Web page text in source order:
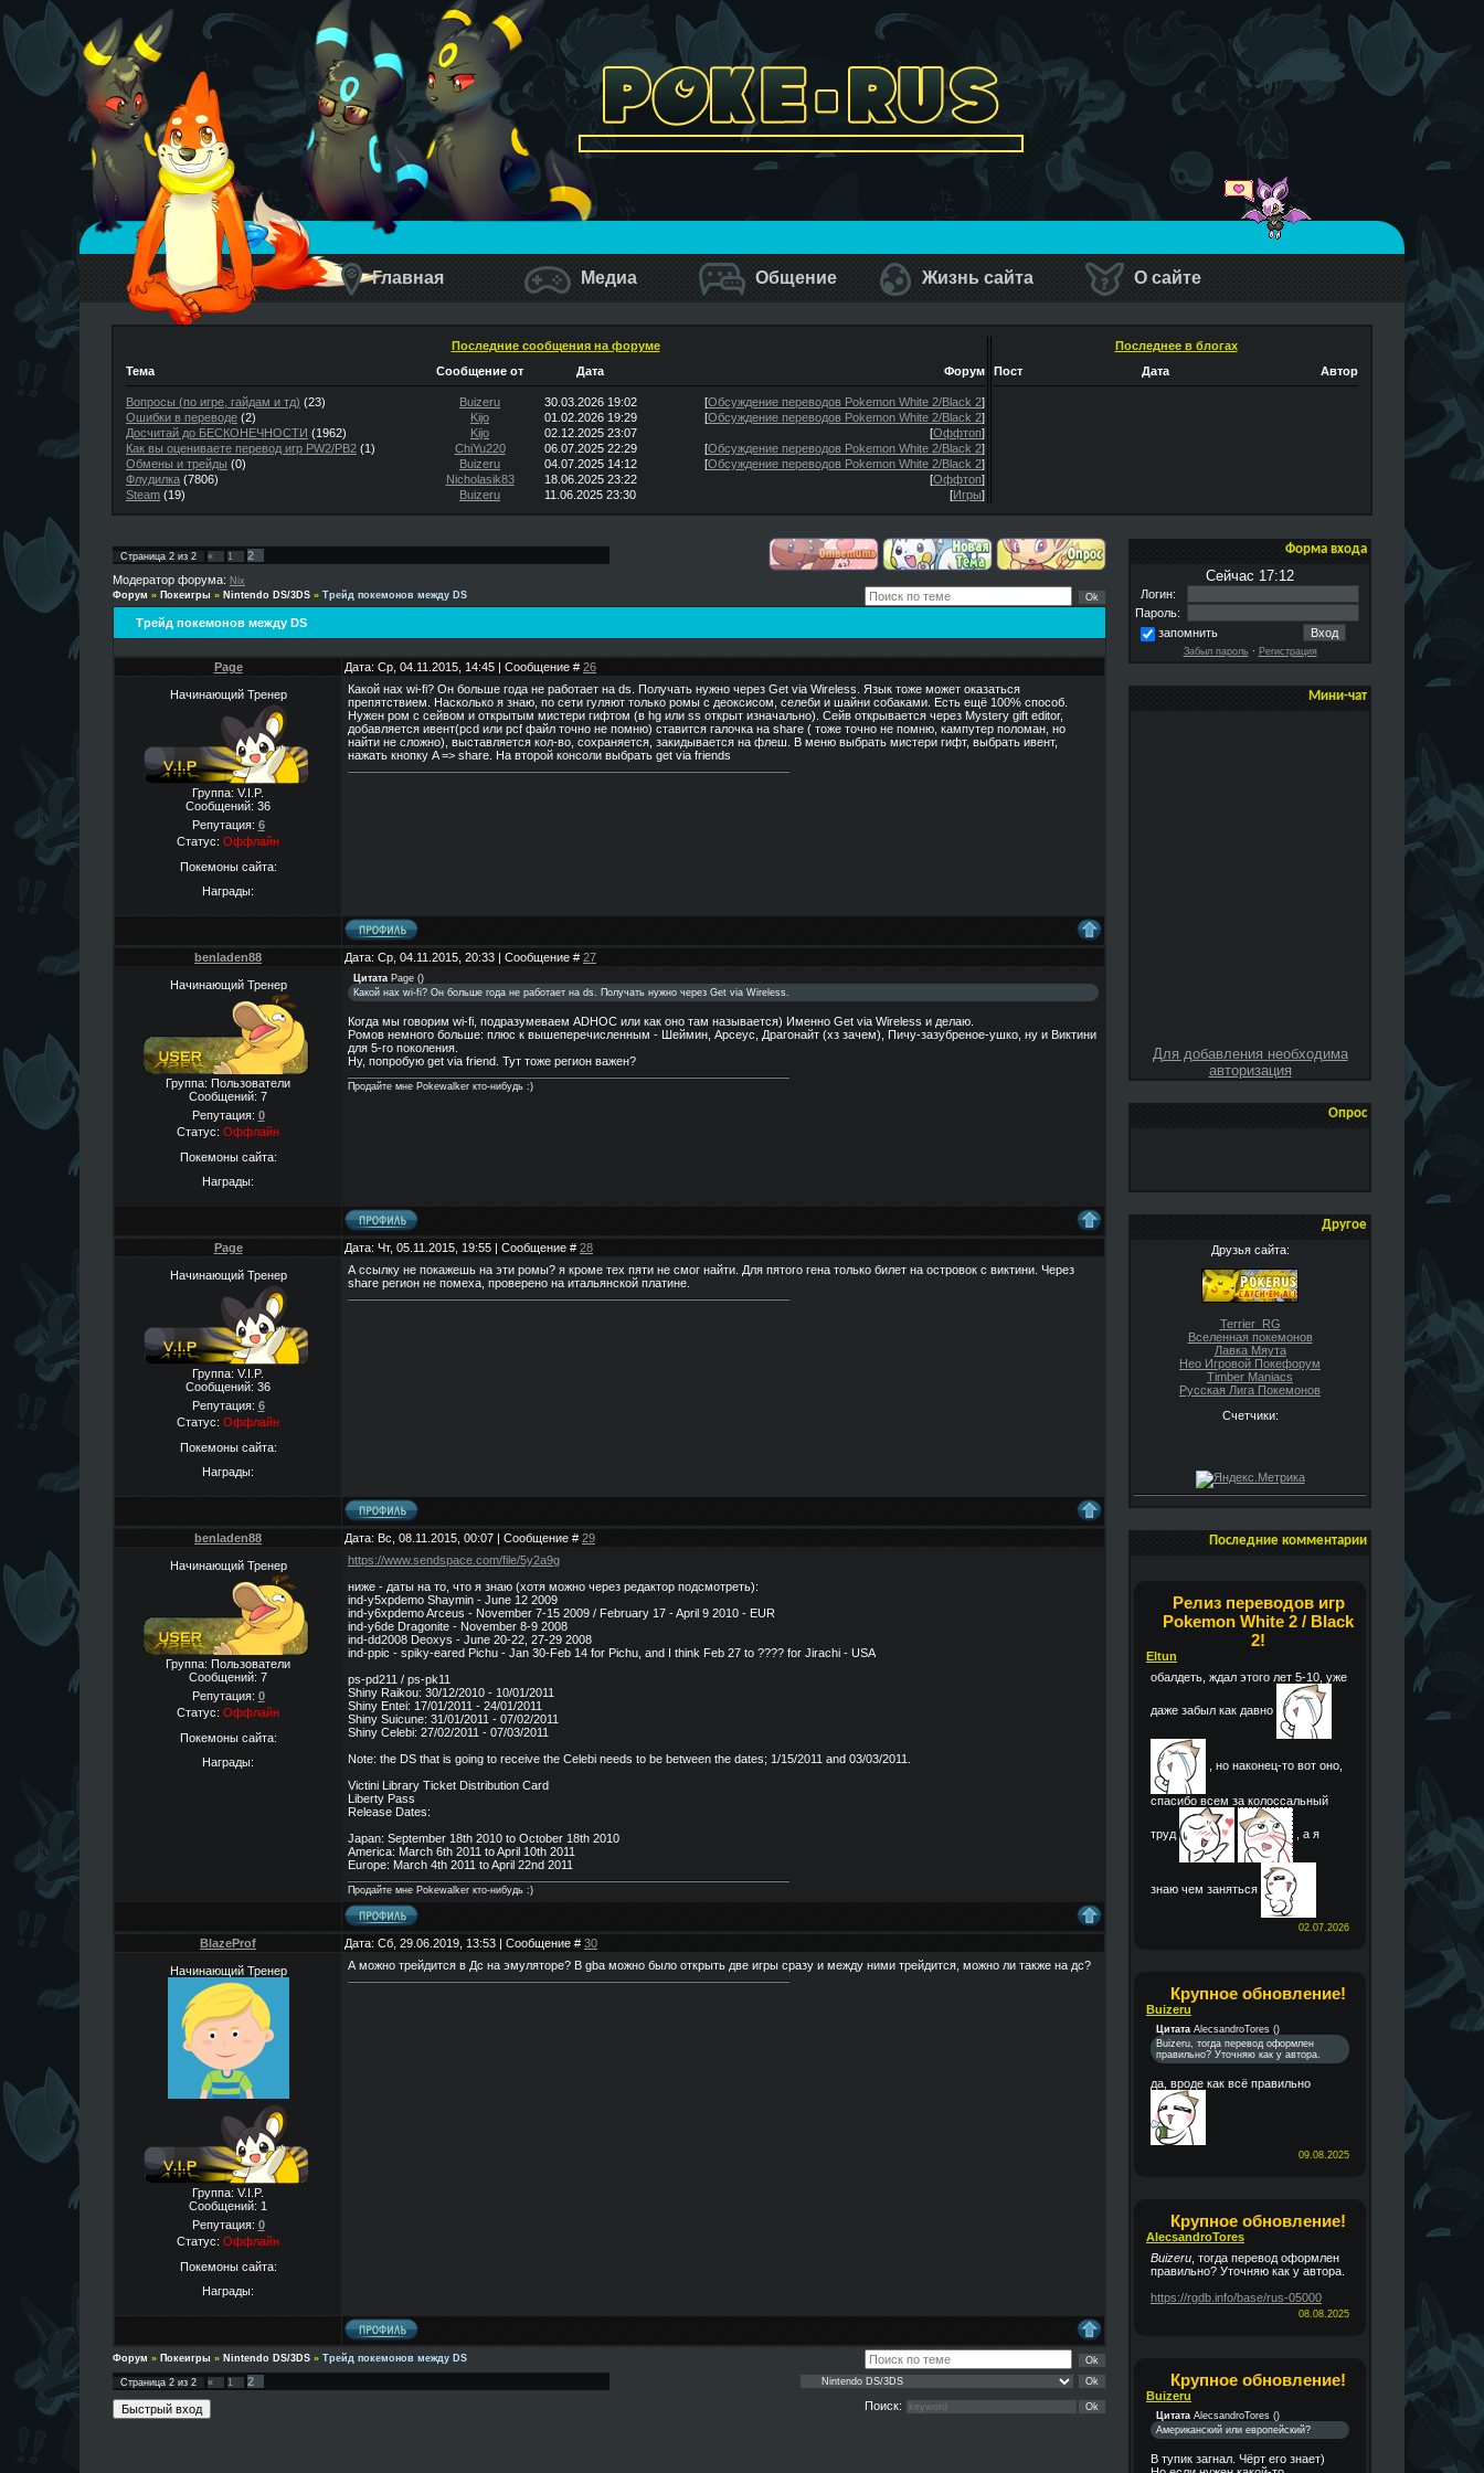
Главная Медиа Общение Жизнь сайта О сайте
Последние сообщения на форуме
Тема
Сообщение от Дата Форум
Вопросы (по игре, гайдам и тд) (23) Buizeru 30.03.2026 19:02 [Обсуждение переводов Pokemon White 2/Black 2]
Ошибки в переводе (2) Kijo 01.02.2026 19:29 [Обсуждение переводов Pokemon White 2/Black 2]
Досчитай до БЕСКОНЕЧНОСТИ (1962) Kijo 02.12.2025 23:07 [Оффтоп]
Как вы оцениваете перевод игр PW2/PB2 (1) ChiYu220 06.07.2025 22:29 [Обсуждение переводов Pokemon White 2/Black 2]
Обмены и трейды (0) Buizeru 04.07.2025 14:12 [Обсуждение переводов Pokemon White 2/Black 2]
Флудилка (7806) Nicholasik83 18.06.2025 23:22 [Оффтоп]
Steam (19) Buizeru 11.06.2025 23:30 [Игры]
Последнее в блогах
Пост
Дата Автор
Форма входа
Сейчас 17:12
Логин:
Пароль:
запомнить
Забыл пароль· Регистрация
Мини-чат
Для добавления необходима
авторизация
Опрос
Другое
Друзья сайта:
Terrier_RG
Вселенная покемонов
Лавка Мяута
Нео Игровой Покефорум
Timber Maniacs
Русская Лига Покемонов
Счетчики:
Последние комментарии
Релиз переводов игр
Pokemon White 2 / Black
2!
Eltun
обалдеть, ждал этого лет 5-10, уже
даже забыл как давно
, но наконец-то вот оно,
спасибо всем за колоссальный
труд , а я
знаю чем заняться
02.07.2026
Крупное обновление!
Buizeru
Цитата AlecsandroTores ()
Buizeru, тогда перевод оформлен
правильно? Уточняю как у автора.
да, вроде как всё правильно
09.08.2025
Крупное обновление!
AlecsandroTores
Buizeru , тогда перевод оформлен
правильно? Уточняю как у автора.
https://rgdb.info/base/rus-05000
08.08.2025
Крупное обновление!
Buizeru
Цитата AlecsandroTores ()
Американский или европейский?
В тупик загнал. Чёрт его знает)
Страница 2 из 2 « 1
2
Модератор форума: Nix
Форум » Покеигры » Nintendo DS/3DS » Трейд покемонов между DS
Трейд покемонов между DS
Page Дата: Ср, 04.11.2015, 14:45 | Сообщение # 26
Начинающий Тренер
Группа: V.I.P.
Сообщений: 36
Репутация: 6
Статус: Оффлайн
Покемоны сайта:
Награды:
Какой нах wi-fi? Он больше года не работает на ds. Получать нужно через Get via Wireless. Язык тоже может оказаться
препятствием. Насколько я знаю, по сети гуляют только ромы с деоксисом, селеби и шайни собаками. Есть ещё 100% способ.
Нужен ром с сейвом и открытым мистери гифтом (в hg или ss открыт изначально). Сейв открывается через Mystery gift editor,
добавляется ивент(pcd или pcf файл точно не помню) ставится галочка на share ( тоже точно не помню, кампутер поломан, но
найти не сложно), выставляется кол-во, сохраняется, закидывается на флеш. В меню выбрать мистери гифт, выбрать ивент,
нажать кнопку A => share. На второй консоли выбрать get via friends
benladen88 Дата: Ср, 04.11.2015, 20:33 | Сообщение # 27
Начинающий Тренер
Группа: Пользователи
Сообщений: 7
Репутация: 0
Статус: Оффлайн
Покемоны сайта:
Награды:
Цитата Page ()
Какой нах wi-fi? Он больше года не работает на ds. Получать нужно через Get via Wireless.
Когда мы говорим wi-fi, подразумеваем ADHOC или как оно там называется) Именно Get via Wireless и делаю.
Ромов немного больше: плюс к вышеперечисленным - Шеймин, Арсеус, Драгонайт (хз зачем), Пичу-зазубреное-ушко, ну и Виктини
для 5-го поколения.
Ну, попробую get via friend. Тут тоже регион важен?
Продайте мне Pokewalker кто-нибудь :)
Page Дата: Чт, 05.11.2015, 19:55 | Сообщение # 28
Начинающий Тренер
Группа: V.I.P.
Сообщений: 36
Репутация: 6
Статус: Оффлайн
Покемоны сайта:
Награды:
А ссылку не покажешь на эти ромы? я кроме тех пяти не смог найти. Для пятого гена только билет на островок с виктини. Через
share регион не помеха, проверено на итальянской платине.
benladen88 Дата: Вс, 08.11.2015, 00:07 | Сообщение # 29
Начинающий Тренер
Группа: Пользователи
Сообщений: 7
Репутация: 0
Статус: Оффлайн
Покемоны сайта:
Награды:
https://www.sendspace.com/file/5y2a9g
ниже - даты на то, что я знаю (хотя можно через редактор подсмотреть):
ind-y5xpdemo Shaymin - June 12 2009
ind-y6xpdemo Arceus - November 7-15 2009 / February 17 - April 9 2010 - EUR
ind-y6de Dragonite - November 8-9 2008
ind-dd2008 Deoxys - June 20-22, 27-29 2008
ind-ppic - spiky-eared Pichu - Jan 30-Feb 14 for Pichu, and I think Feb 27 to ???? for Jirachi - USA
ps-pd211 / ps-pk11
Shiny Raikou: 30/12/2010 - 10/01/2011
Shiny Entei: 17/01/2011 - 24/01/2011
Shiny Suicune: 31/01/2011 - 07/02/2011
Shiny Celebi: 27/02/2011 - 07/03/2011
Note: the DS that is going to receive the Celebi needs to be between the dates; 1/15/2011 and 03/03/2011.
Victini Library Ticket Distribution Card
Liberty Pass
Release Dates:
Japan: September 18th 2010 to October 18th 2010
America: March 6th 2011 to April 10th 2011
Europe: March 4th 2011 to April 22nd 2011
Продайте мне Pokewalker кто-нибудь :)
BlazeProf Дата: Сб, 29.06.2019, 13:53 | Сообщение # 30
Начинающий Тренер
Группа: V.I.P.
Сообщений: 1
Репутация: 0
Статус: Оффлайн
Покемоны сайта:
Награды:
А можно трейдится в Дс на эмуляторе? В gba можно было открыть две игры сразу и между ними трейдится, можно ли также на дс?
Форум » Покеигры » Nintendo DS/3DS » Трейд покемонов между DS
Страница 2 из 2 « 1
2
Поиск: